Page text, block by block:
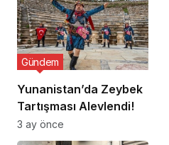
Yunanistan’da Zeybek
Tartışması Alevlendi!
Gündem
3 ay önce